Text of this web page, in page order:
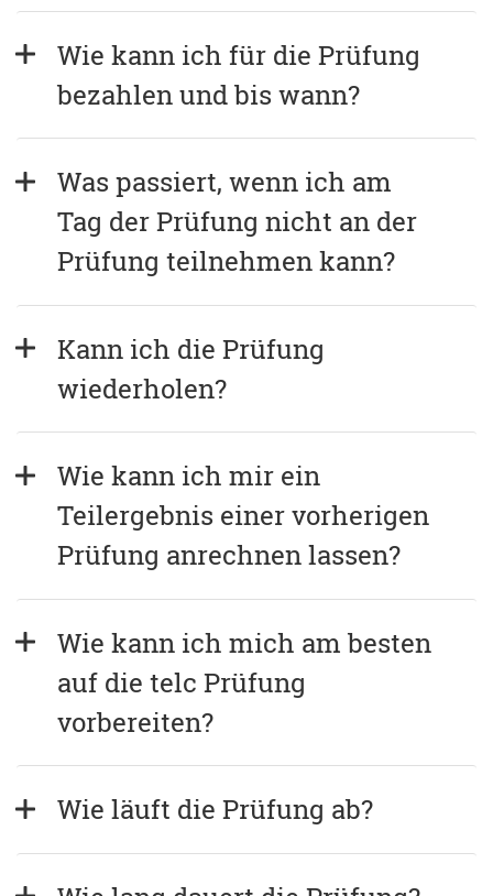
Wie kann ich für die Prüfung
bezahlen und bis wann?
Was passiert, wenn ich am
Tag der Prüfung nicht an der
Prüfung teilnehmen kann?
Kann ich die Prüfung
wiederholen?
Wie kann ich mir ein
Teilergebnis einer vorherigen
Prüfung anrechnen lassen?
Wie kann ich mich am besten
auf die telc Prüfung
vorbereiten?
Wie läuft die Prüfung ab?